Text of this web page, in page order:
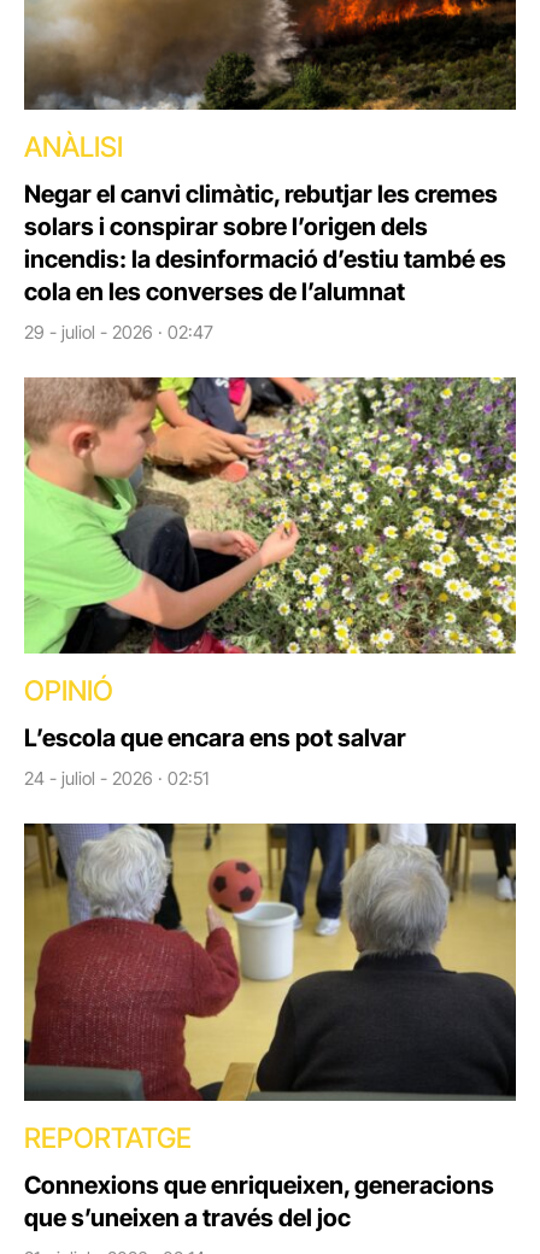
ANÀLISI
Negar el canvi climàtic, rebutjar les cremes
solars i conspirar sobre l’origen dels
incendis: la desinformació d’estiu també es
cola en les converses de l’alumnat
29 - juliol - 2026 · 02:47
OPINIÓ
L’escola que encara ens pot salvar
24 - juliol - 2026 · 02:51
REPORTATGE
Connexions que enriqueixen, generacions
que s’uneixen a través del joc